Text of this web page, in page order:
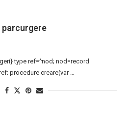
type ref=^nod; nod=record
procedure creare(var …